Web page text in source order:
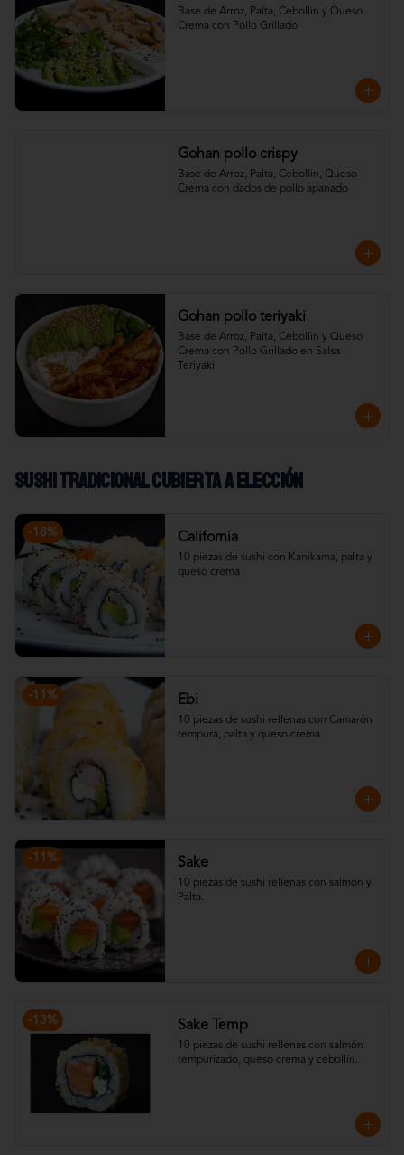
Base de Arroz, Palta, Cebollin y Queso
Crema con Pollo Grillado
Gohan pollo crispy
Base de Arroz, Palta, Cebollin, Queso
Crema con dados de pollo apanado
Gohan pollo teriyaki
Base de Arroz, Palta, Cebollin y Queso
Crema con Pollo Grillado en Salsa
Teriyaki
Sushi Tradicional cubierta a elección
-18% California
10 piezas de sushi con Kanikama, palta y
queso crema
-11 % Ebi
10 piezas de sushi rellenas con Camarón
tempura, palta y queso crema
-11 % Sake
10 piezas de sushi rellenas con salmón y
Palta.
-13% Sake Temp
10 piezas de sushi rellenas con salmón
tempurizado, queso crema y cebollín.